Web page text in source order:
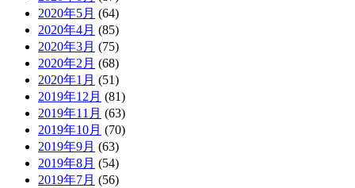
2020年5月 (64)
2020年4月 (85)
2020年3月 (75)
2020年2月 (68)
2020年1月 (51)
2019年12月 (81)
2019年11月 (63)
2019年10月 (70)
2019年9月 (63)
2019年8月 (54)
2019年7月 (56)